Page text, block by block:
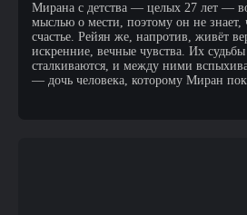
Мирана с детства — целых 27 лет —
мыслью о мести, поэтому он не знает,
счастье. Рейян же, напротив, живёт
искренние, вечные чувства. Их
сталкиваются, и между ними
— дочь человека, которому Миран